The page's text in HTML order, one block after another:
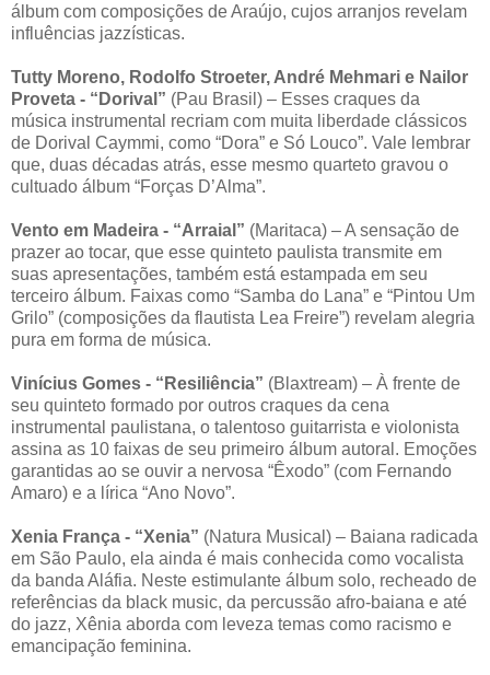
álbum com composições de Araújo, cujos arranjos revelam
influências jazzísticas.
Tutty Moreno, Rodolfo Stroeter, André Mehmari e Nailor
Proveta - “Dorival” (Pau Brasil) – Esses craques da
música instrumental recriam com muita liberdade clássicos
de Dorival Caymmi, como “Dora” e Só Louco”. Vale lembrar
que, duas décadas atrás, esse mesmo quarteto gravou o
cultuado álbum “Forças D’Alma”.
Vento em Madeira - “Arraial” (Maritaca) – A sensação de
prazer ao tocar, que esse quinteto paulista transmite em
suas apresentações, também está estampada em seu
terceiro álbum. Faixas como “Samba do Lana” e “Pintou Um
Grilo” (composições da flautista Lea Freire”) revelam alegria
pura em forma de música.
Vinícius Gomes - “Resiliência” (Blaxtream) – À frente de
seu quinteto formado por outros craques da cena
instrumental paulistana, o talentoso guitarrista e violonista
assina as 10 faixas de seu primeiro álbum autoral. Emoções
garantidas ao se ouvir a nervosa “Êxodo” (com Fernando
Amaro) e a lírica “Ano Novo”.
Xenia França - “Xenia” (Natura Musical) – Baiana radicada
em São Paulo, ela ainda é mais conhecida como vocalista
da banda Aláfia. Neste estimulante álbum solo, recheado de
referências da black music, da percussão afro-baiana e até
do jazz, Xênia aborda com leveza temas como racismo e
emancipação feminina.